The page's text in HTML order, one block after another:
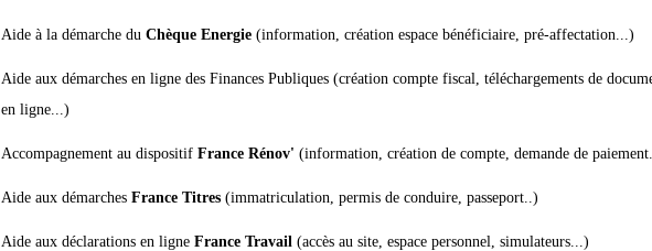
Aide à la démarche du Chèque Energie(information, création espace bénéficiaire, pré-affectation...)
Aide aux démarches en ligne des Finances Publiques (création compte fiscal, téléchargements de
en ligne...)
Accompagnement au dispositif France Rénov' (information, création de compte, demande de
Aide aux démarches France Titres(immatriculation, permis de conduire, passeport..)
Aide aux déclarations en ligne France Travail (accès au site, espace personnel, simulateurs...)